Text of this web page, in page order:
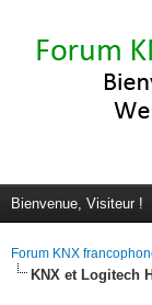
Bienvenue, Visiteur !
Forum KNX
KNX et Logitech